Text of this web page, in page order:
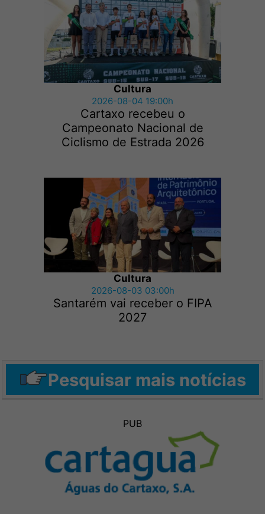
Cultura
2026-08-04 19:00h
Cartaxo recebeu o
Campeonato Nacional de
Ciclismo de Estrada 2026
Cultura
2026-08-03 03:00h
Santarém vai receber o FIPA
2027
Pesquisar mais notícias
PUB